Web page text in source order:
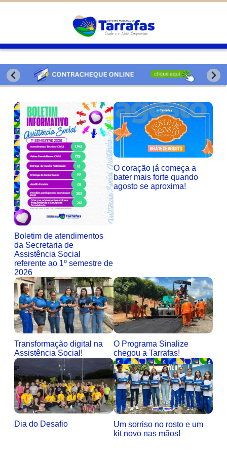
Boletim de atendimentos
da Secretaria de
Assistência Social
referente ao 1º semestre de
2026
O coração já começa a
bater mais forte quando
agosto se aproxima!
Transformação digital na
Assistência Social!
O Programa Sinalize
chegou a Tarrafas!
Dia do Desafio
Um sorriso no rosto e um
kit novo nas mãos!
Diminuir
Padrão
Aumentar
associados ao site oferecido por outras
empresas e que não temos controle sobre as
informações coletadas. Neste site utilizamos
o Google Analytics. Você pode obter mais
deles emGoogle Cookies
Salvar